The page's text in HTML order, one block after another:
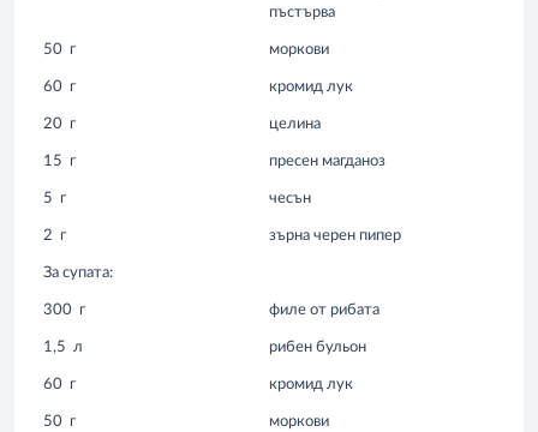
пъстърва
50 г моркови
60 г кромид лук
20 г целина
15 г пресен магданоз
5 г чесън
2 г зърна черен пипер
За супата:
300 г филе от рибата
1,5 л рибен бульон
60 г кромид лук
50 г моркови